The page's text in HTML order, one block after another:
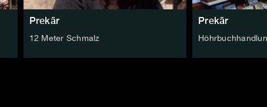
Prekär
12 Meter Schmalz
Prekär